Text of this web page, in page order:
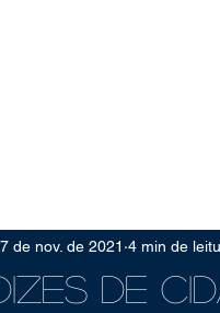
de
de nov. de 2021 4 min de